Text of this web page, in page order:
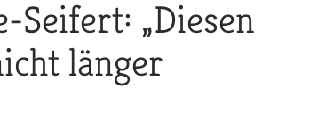
Seifert: „Diesen
länger